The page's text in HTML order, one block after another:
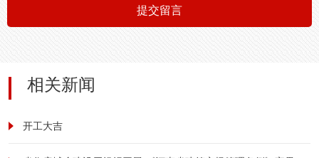
提交留言
相关新闻
开工大吉